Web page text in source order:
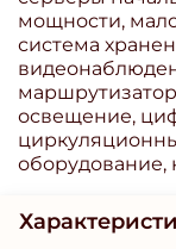
мощности,
система
освещение,
оборудование,